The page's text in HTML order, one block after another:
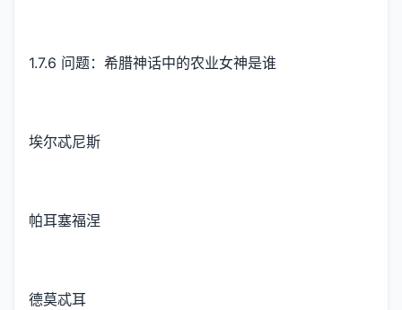
1.7.6 问题：希腊神话中的农业女神是谁
埃尔忒尼斯
帕耳塞福涅
德莫忒耳